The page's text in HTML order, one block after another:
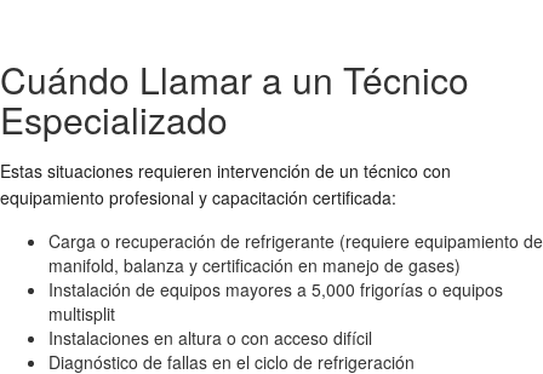
Cuándo Llamar a un Técnico
Especializado
Estas situaciones requieren intervención de un técnico con
equipamiento profesional y capacitación certificada:
Carga o recuperación de refrigerante (requiere equipamiento de
manifold, balanza y certificación en manejo de gases)
Instalación de equipos mayores a 5,000 frigorías o equipos
multisplit
Instalaciones en altura o con acceso difícil
Diagnóstico de fallas en el ciclo de refrigeración